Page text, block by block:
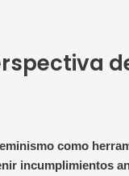
como
incumplimientos